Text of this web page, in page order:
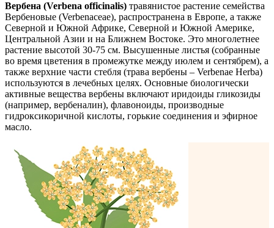
Вербена (Verbena officinalis) травянистое растение семейства
Вербеновые (Verbenaceae), распространена в Европе, а также
Северной и Южной Африке, Северной и Южной Америке,
Центральной Азии и на Ближнем Востоке. Это многолетнее
растение высотой 30-75 см. Высушенные листья (собранные
во время цветения в промежутке между июлем и сентябрем), а
также верхние части стебля (трава вербены – Verbenae Herba)
используются в лечебных целях. Основные биологически
активные вещества вербены включают иридоиды гликозиды
(например, вербеналин), флавоноиды, производные
гидроксикоричной кислоты, горькие соединения и эфирное
масло.